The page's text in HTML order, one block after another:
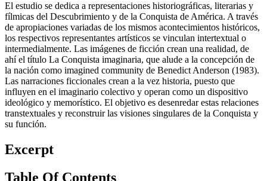
El estudio se dedica a representaciones historiográficas, literarias y
fílmicas del Descubrimiento y de la Conquista de América. A través
de apropiaciones variadas de los mismos acontecimientos históricos,
los respectivos representantes artísticos se vinculan intertextual o
intermedialmente. Las imágenes de ficción crean una realidad, de
ahí el título La Conquista imaginaria, que alude a la concepción de
la nación como imagined community de Benedict Anderson (1983).
Las narraciones ficcionales crean a la vez historia, puesto que
influyen en el imaginario colectivo y operan como un dispositivo
ideológico y memorístico. El objetivo es desenredar estas relaciones
transtextuales y reconstruir las visiones singulares de la Conquista y
su función.
Excerpt
Table Of Contents